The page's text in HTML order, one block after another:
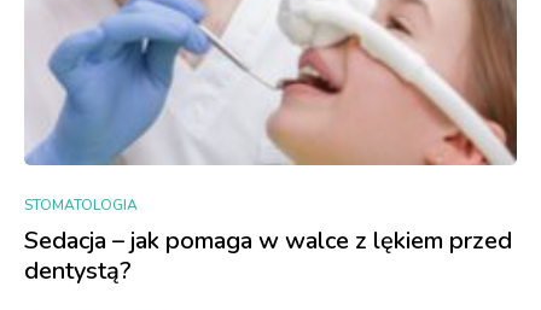
STOMATOLOGIA
Sedacja – jak pomaga w walce z lękiem przed
dentystą?